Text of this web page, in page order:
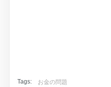
Tags: お金の問題